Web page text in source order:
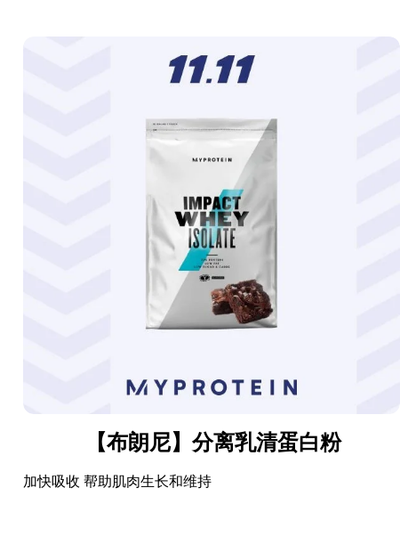
【布朗尼】分离乳清蛋白粉
加快吸收 帮助肌肉生长和维持